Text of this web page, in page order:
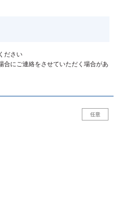
ださい
合にご連絡をさせていただく場合があ